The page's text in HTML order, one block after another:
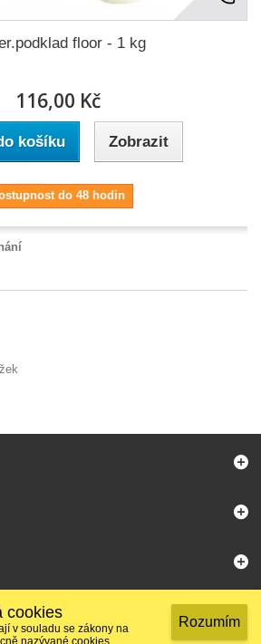
floor - 1 kg
116,00 Kč
košíku Zobrazit
do 48 hodin
PrestaShop™
cookies
v souladu se zákony na
nazývané cookies.
Rozumím